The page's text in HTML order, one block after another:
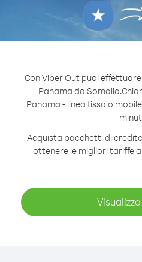
Con Viber Out puoi
Panama da Somalia.
Panama - linea fissa o
Acquista pacchetti di
ottenere le migliori tariffe